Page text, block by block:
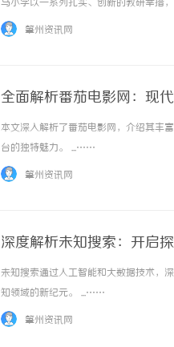
马小学以一系列扎实、创新的教研举措
科教研共同体、创新“行前-行中-行后”
肇州资讯网
全面解析番茄电影网：现
本文深入解析了番茄电影网，介绍其丰
台的独特魅力。 ...……
肇州资讯网
深度解析未知搜索：开启
未知搜索通过人工智能和大数据技术，
知领域的新纪元。 ...……
肇州资讯网